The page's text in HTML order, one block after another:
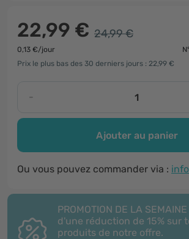
22,99 € 24,99 €
0,13 €/jour
Prix le plus bas des 30 derniers jours : 22,99 €
-
Ajouter au panier
Ou vous pouvez commander via :
PROMOTION DE LA
d'une réduction de 15% sur
produits de notre offre.